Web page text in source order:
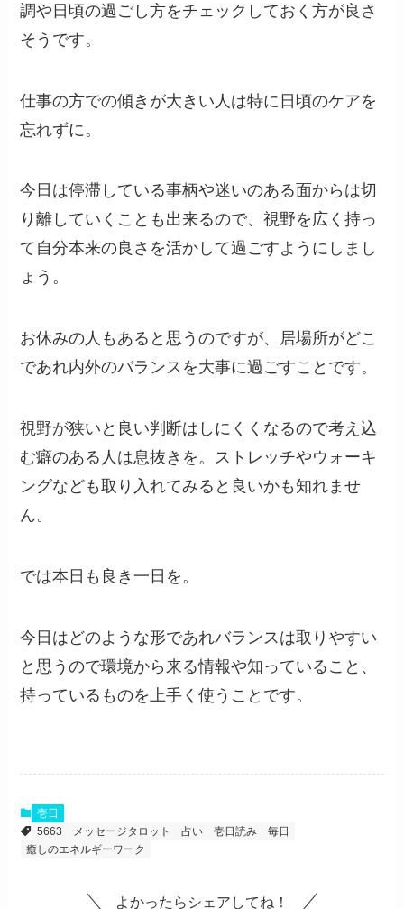
調や日頃の過ごし方をチェックしておく方が良さ
そうです。
仕事の方での傾きが大きい人は特に日頃のケアを
忘れずに。
今日は停滞している事柄や迷いのある面からは切
り離していくことも出来るので、視野を広く持っ
て自分本来の良さを活かして過ごすようにしまし
ょう。
お休みの人もあると思うのですが、居場所がどこ
であれ内外のバランスを大事に過ごすことです。
視野が狭いと良い判断はしにくくなるので考え込
む癖のある人は息抜きを。ストレッチやウォーキ
ングなども取り入れてみると良いかも知れませ
ん。
では本日も良き一日を。
今日はどのような形であれバランスは取りやすい
と思うので環境から来る情報や知っていること、
持っているものを上手く使うことです。
壱日
5663
メッセージタロット 占い 壱日読み
毎日
癒しのエネルギーワーク
よかったらシェアしてね！